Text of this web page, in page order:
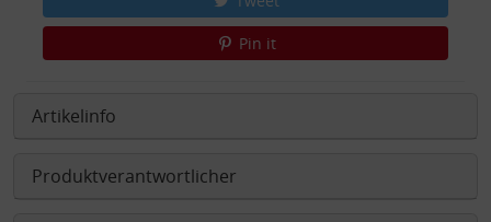
Pin it
Artikelinfo
Produktverantwortlicher